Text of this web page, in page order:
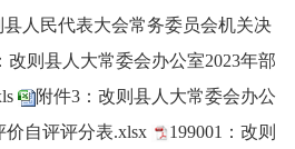
县人民代表大会常务委员会机关决
改则县人大常委会办公室2023年部
附件3：改则县人大常委会办公
价自评评分表.xlsx
199001：改则